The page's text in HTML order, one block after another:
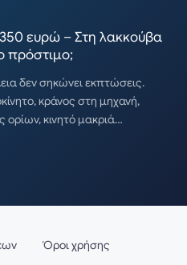
ευρώ – Στη λακκούβα
πρόστιμο;
δεν σηκώνει εκπτώσεις.
κράνος στη μηχανή,
ορίων, κινητό μακριά…
Όροι χρήσης